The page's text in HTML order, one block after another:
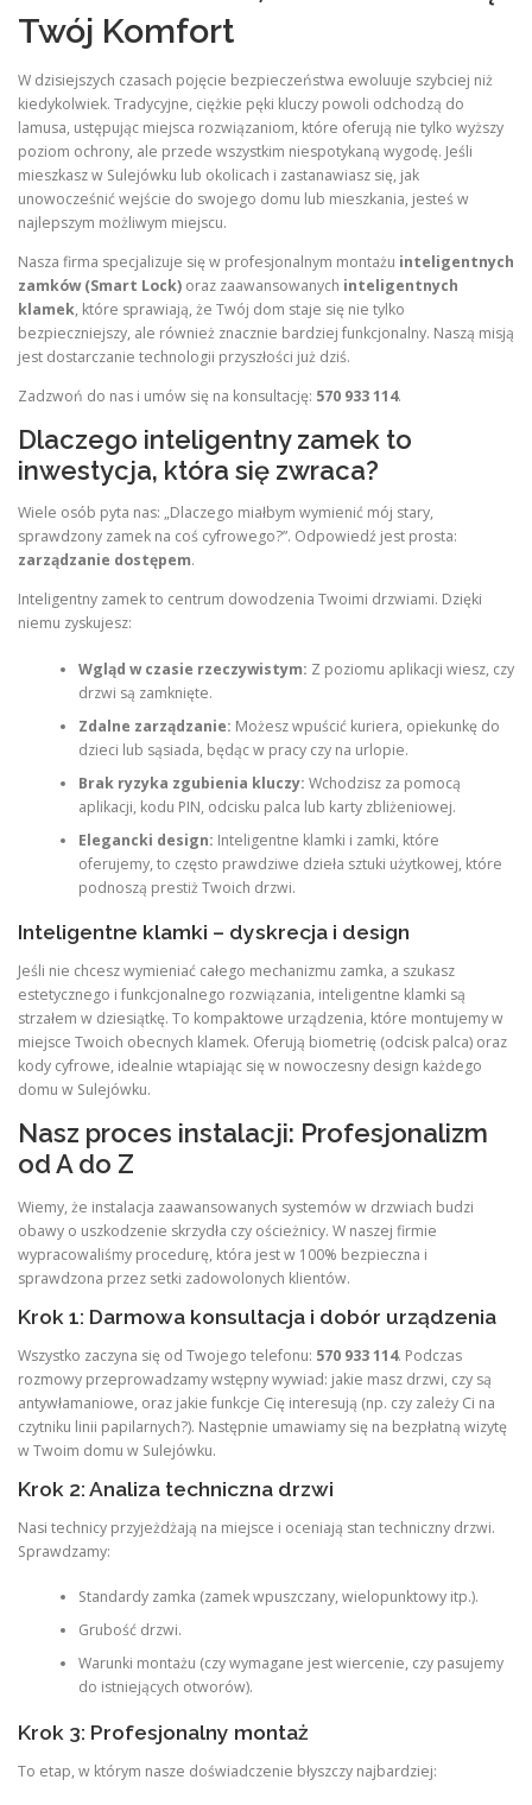
Twój Komfort
W dzisiejszych czasach pojęcie bezpieczeństwa ewoluuje szybciej niż
kiedykolwiek. Tradycyjne, ciężkie pęki kluczy powoli odchodzą do
lamusa, ustępując miejsca rozwiązaniom, które oferują nie tylko wyższy
poziom ochrony, ale przede wszystkim niespotykaną wygodę. Jeśli
mieszkasz w Sulejówku lub okolicach i zastanawiasz się, jak
unowocześnić wejście do swojego domu lub mieszkania, jesteś w
najlepszym możliwym miejscu.
Nasza firma specjalizuje się w profesjonalnym montażu inteligentnych
zamków (Smart Lock) oraz zaawansowanych inteligentnych
klamek, które sprawiają, że Twój dom staje się nie tylko
bezpieczniejszy, ale również znacznie bardziej funkcjonalny. Naszą misją
jest dostarczanie technologii przyszłości już dziś.
Zadzwoń do nas i umów się na konsultację: 570 933 114.
Dlaczego inteligentny zamek to
inwestycja, która się zwraca?
Wiele osób pyta nas: „Dlaczego miałbym wymienić mój stary,
sprawdzony zamek na coś cyfrowego?”. Odpowiedź jest prosta:
zarządzanie dostępem.
Inteligentny zamek to centrum dowodzenia Twoimi drzwiami. Dzięki
niemu zyskujesz:
Wgląd w czasie rzeczywistym: Z poziomu aplikacji wiesz, czy
drzwi są zamknięte.
Zdalne zarządzanie: Możesz wpuścić kuriera, opiekunkę do
dzieci lub sąsiada, będąc w pracy czy na urlopie.
Brak ryzyka zgubienia kluczy: Wchodzisz za pomocą
aplikacji, kodu PIN, odcisku palca lub karty zbliżeniowej.
Elegancki design: Inteligentne klamki i zamki, które
oferujemy, to często prawdziwe dzieła sztuki użytkowej, które
podnoszą prestiż Twoich drzwi.
Inteligentne klamki – dyskrecja i design
Jeśli nie chcesz wymieniać całego mechanizmu zamka, a szukasz
estetycznego i funkcjonalnego rozwiązania, inteligentne klamki są
strzałem w dziesiątkę. To kompaktowe urządzenia, które montujemy w
miejsce Twoich obecnych klamek. Oferują biometrię (odcisk palca) oraz
kody cyfrowe, idealnie wtapiając się w nowoczesny design każdego
domu w Sulejówku.
Nasz proces instalacji: Profesjonalizm
od A do Z
Wiemy, że instalacja zaawansowanych systemów w drzwiach budzi
obawy o uszkodzenie skrzydła czy ościeżnicy. W naszej firmie
wypracowaliśmy procedurę, która jest w 100% bezpieczna i
sprawdzona przez setki zadowolonych klientów.
Krok 1: Darmowa konsultacja i dobór urządzenia
Wszystko zaczyna się od Twojego telefonu: 570 933 114. Podczas
rozmowy przeprowadzamy wstępny wywiad: jakie masz drzwi, czy są
antywłamaniowe, oraz jakie funkcje Cię interesują (np. czy zależy Ci na
czytniku linii papilarnych?). Następnie umawiamy się na bezpłatną wizytę
w Twoim domu w Sulejówku.
Krok 2: Analiza techniczna drzwi
Nasi technicy przyjeżdżają na miejsce i oceniają stan techniczny drzwi.
Sprawdzamy:
Standardy zamka (zamek wpuszczany, wielopunktowy itp.).
Grubość drzwi.
Warunki montażu (czy wymagane jest wiercenie, czy pasujemy
do istniejących otworów).
Krok 3: Profesjonalny montaż
To etap, w którym nasze doświadczenie błyszczy najbardziej: